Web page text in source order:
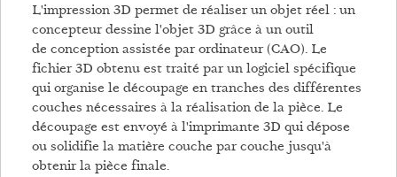
L'impression 3D permet de réaliser un objet réel : un
concepteur dessine l'objet 3D grâce à un outil
de conception assistée par ordinateur (CAO). Le
fichier 3D obtenu est traité par un logiciel spécifique
qui organise le découpage en tranches des différentes
couches nécessaires à la réalisation de la pièce. Le
découpage est envoyé à l'imprimante 3D qui dépose
ou solidifie la matière couche par couche jusqu'à
obtenir la pièce finale.